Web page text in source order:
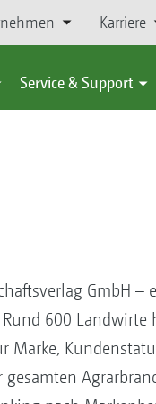
Karriere
Service & Support
GmbH
600 Landwirte
Marke,